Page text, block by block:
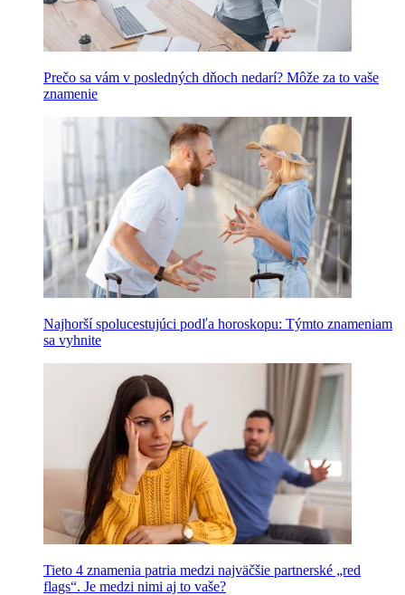
Prečo sa vám v posledných dňoch nedarí? Môže za to vaše
znamenie
Najhorší spolucestujúci podľa horoskopu: Týmto znameniam
sa vyhnite
Tieto 4 znamenia patria medzi najväčšie partnerské „red
flags“. Je medzi nimi aj to vaše?